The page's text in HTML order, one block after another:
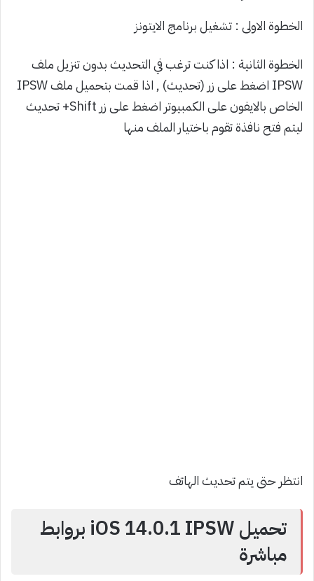
الخطوة الاولى : تشغيل برنامج الايتونز
الخطوة الثانية : اذا كنت ترغب في التحديث بدون تنزيل ملف
IPSW اضغط على زر (تحديث) , اذا قمت بتحميل ملف IPSW
الخاص بالايفون على الكمبيوتر اضغط على زر Shift+ تحديث
ليتم فتح نافذة تقوم باختيار الملف منها
انتظر حتى يتم تحديث الهاتف
تحميل iOS 14.0.1 IPSW بروابط
مباشرة